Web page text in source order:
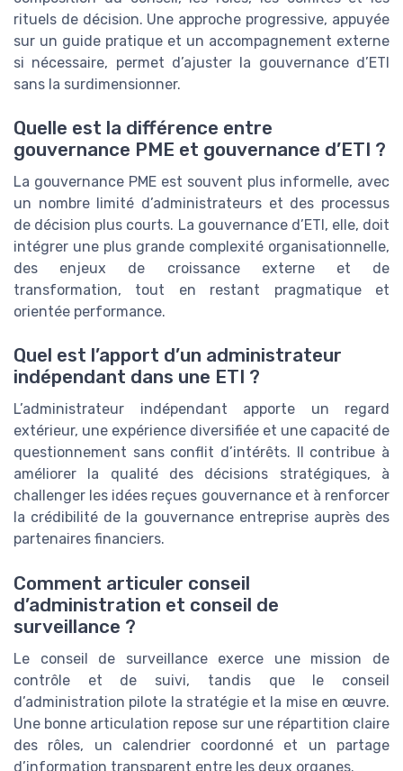
rituels de décision. Une approche progressive, appuyée
sur un guide pratique et un accompagnement externe
si nécessaire, permet d’ajuster la gouvernance d’ETI
sans la surdimensionner.
Quelle est la différence entre
gouvernance PME et gouvernance d’ETI ?
La gouvernance PME est souvent plus informelle, avec
un nombre limité d’administrateurs et des processus
de décision plus courts. La gouvernance d’ETI, elle, doit
intégrer une plus grande complexité organisationnelle,
des enjeux de croissance externe et de
transformation, tout en restant pragmatique et
orientée performance.
Quel est l’apport d’un administrateur
indépendant dans une ETI ?
L’administrateur indépendant apporte un regard
extérieur, une expérience diversifiée et une capacité de
questionnement sans conflit d’intérêts. Il contribue à
améliorer la qualité des décisions stratégiques, à
challenger les idées reçues gouvernance et à renforcer
la crédibilité de la gouvernance entreprise auprès des
partenaires financiers.
Comment articuler conseil
d’administration et conseil de
surveillance ?
Le conseil de surveillance exerce une mission de
contrôle et de suivi, tandis que le conseil
d’administration pilote la stratégie et la mise en œuvre.
Une bonne articulation repose sur une répartition claire
des rôles, un calendrier coordonné et un partage
d’information transparent entre les deux organes.